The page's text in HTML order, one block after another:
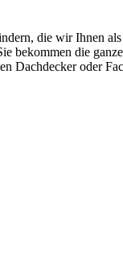
die wir Ihnen
bekommen die
Dachdecker oder